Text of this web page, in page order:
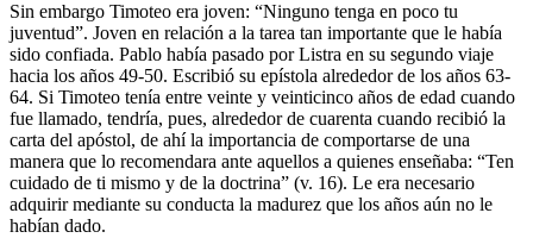
Sin embargo Timoteo era joven: “Ninguno tenga en poco tu
juventud”. Joven en relación a la tarea tan importante que le había
sido confiada. Pablo había pasado por Listra en su segundo viaje
hacia los años 49-50. Escribió su epístola alrededor de los años 63-
64. Si Timoteo tenía entre veinte y veinticinco años de edad cuando
fue llamado, tendría, pues, alrededor de cuarenta cuando recibió la
carta del apóstol, de ahí la importancia de comportarse de una
manera que lo recomendara ante aquellos a quienes enseñaba: “Ten
cuidado de ti mismo y de la doctrina” (v. 16). Le era necesario
adquirir mediante su conducta la madurez que los años aún no le
habían dado.